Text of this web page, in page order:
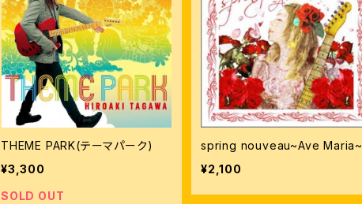
THEME PARK(テーマパーク)
¥3,300
SOLD OUT
spring nouveau~Ave Maria~
¥2,100